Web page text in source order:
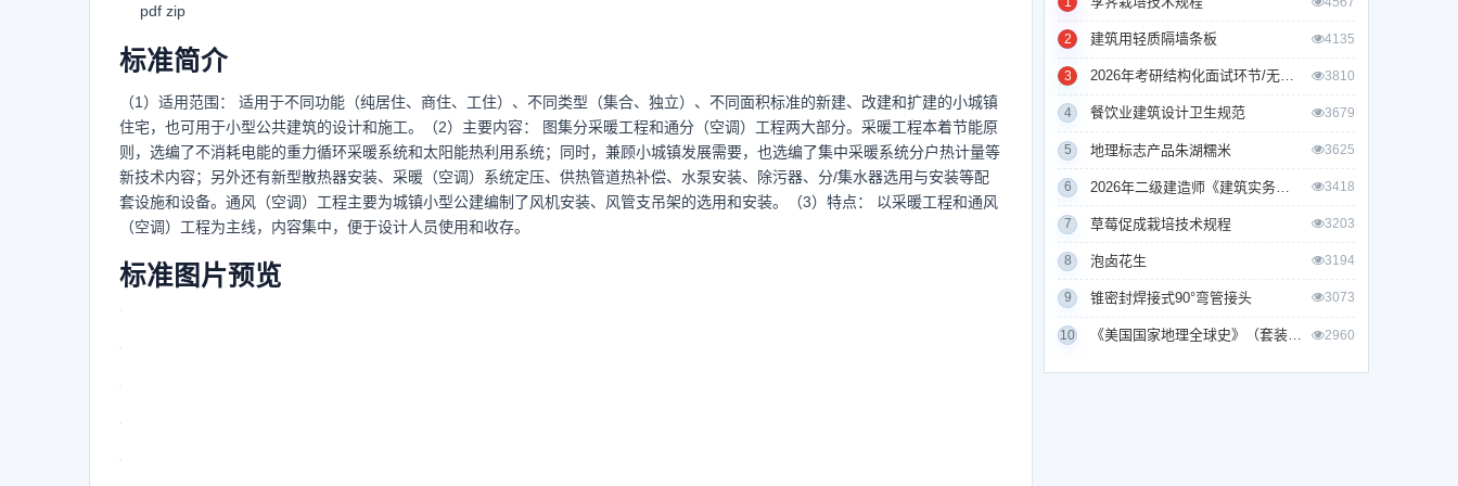
pdf zip
标准简介
（1）适用范围： 适用于不同功能（纯居住、商住、工住）、不同类型（集合、独立）、不同面积标准的新建、改建和扩建的小城镇
住宅，也可用于小型公共建筑的设计和施工。（2）主要内容： 图集分采暖工程和通分（空调）工程两大部分。采暖工程本着节能原
则，选编了不消耗电能的重力循环采暖系统和太阳能热利用系统；同时，兼顾小城镇发展需要，也选编了集中采暖系统分户热计量等
新技术内容；另外还有新型散热器安装、采暖（空调）系统定压、供热管道热补偿、水泵安装、除污器、分/集水器选用与安装等配
套设施和设备。通风（空调）工程主要为城镇小型公建编制了风机安装、风管支吊架的选用和安装。（3）特点： 以采暖工程和通风
（空调）工程为主线，内容集中，便于设计人员使用和收存。
标准图片预览
2 建筑用轻质隔墙条板 4135
3 2026年考研结构化面试环节/无领导小组面试环节/面试技巧及简历书写 3810
4 餐饮业建筑设计卫生规范 3679
5 地理标志产品朱湖糯米 3625
6 3418
7 草莓促成栽培技术规程 3203
8 泡卤花生 3194
9 锥密封焊接式90°弯管接头 3073
10 《美国国家地理全球史》（套装全10册） 2960